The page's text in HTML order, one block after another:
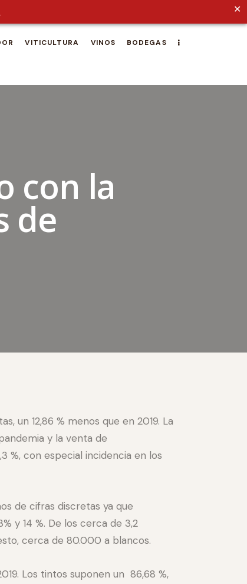
✕
VITICULTURA VINOS BODEGAS
con la
de
un 12,86 % menos que en 2019. La
y la venta de
%, con especial incidencia en los
de cifras discretas ya que
y 14 %. De los cerca de 3,2
cerca de 80.000 a blancos.
Los tintos suponen un 86,68 %,